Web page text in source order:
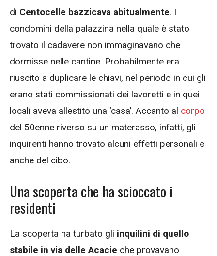
di Centocelle bazzicava abitualmente. I
condomini della palazzina nella quale è stato
trovato il cadavere non immaginavano che
dormisse nelle cantine. Probabilmente era
riuscito a duplicare le chiavi, nel periodo in cui gli
erano stati commissionati dei lavoretti e in quei
locali aveva allestito una ‘casa’. Accanto al corpo
del 50enne riverso su un materasso, infatti, gli
inquirenti hanno trovato alcuni effetti personali e
anche del cibo.
Una scoperta che ha scioccato i
residenti
La scoperta ha turbato gli inquilini di quello
stabile in via delle Acacie che provavano